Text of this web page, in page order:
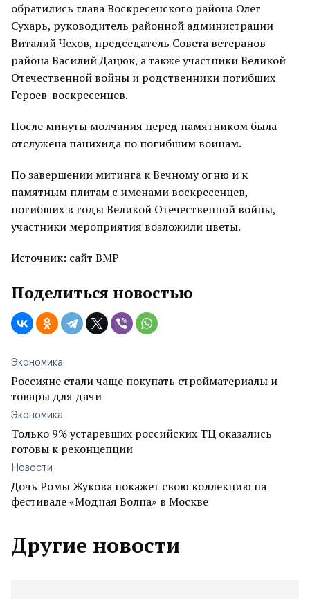
обратились глава Воскресенского района Олег
Сухарь, руководитель районной администрации
Виталий Чехов, председатель Совета ветеранов
района Василий Дацюк, а также участники Великой
Отечественной войны и родственники погибших
Героев-воскресенцев.
После минуты молчания перед памятником была
отслужена панихида по погибшим воинам.
По завершении митинга к Вечному огню и к
памятным плитам с именами воскресенцев,
погибших в годы Великой Отечественной войны,
участники мероприятия возложили цветы.
Источник: сайт ВМР
Поделиться новостью
Экономика
Россияне стали чаще покупать стройматериалы и
товары для дачи
Экономика
Только 9% устаревших российских ТЦ оказались
готовы к реконцепции
Новости
Дочь Ромы Жукова покажет свою коллекцию на
фестивале «Модная Волна» в Москве
Другие новости